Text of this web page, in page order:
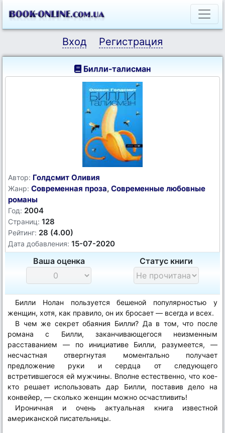
Вход Регистрация
Билли-талисман
Автор: Голдсмит Оливия
Жанр: Современная проза, Современные любовные
романы
Год: 2004
Страниц: 128
Рейтинг: 28 (4.00)
Дата добавления: 15-07-2020
Ваша оценка Статус книги
Билли Нолан пользуется бешеной популярностью у
женщин, хотя, как правило, он их бросает — всегда и всех.
В чем же секрет обаяния Билли? Да в том, что после
романа с Билли, заканчивающегося неизменным
расставанием — по инициативе Билли, разумеется, —
несчастная отвергнутая моментально получает
предложение руки и сердца от следующего
встретившегося ей мужчины. Вполне естественно, что кое-
кто решает использовать дар Билли, поставив дело на
конвейер, — сколько женщин можно осчастливить!
Ироничная и очень актуальная книга известной
американской писательницы.